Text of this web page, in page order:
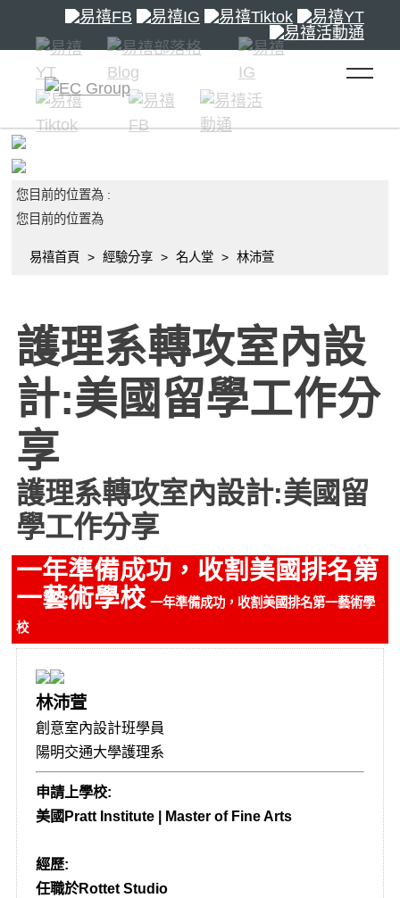
toggle
您目前的位置為 :
您目前的位置為
易禧首頁 經驗分享 名人堂 林沛萱
護理系轉攻室內設
計:美國留學工作分
享
護理系轉攻室內設計:美國留
學工作分享
一年準備成功，收割美國排名第
一藝術學校 一年準備成功，收割美國排名第一藝術學
校
林沛萱
創意室內設計班學員
陽明交通大學護理系
申請上學校:
美國Pratt Institute | Master of Fine Arts
經歷:
任職於Rottet Studio